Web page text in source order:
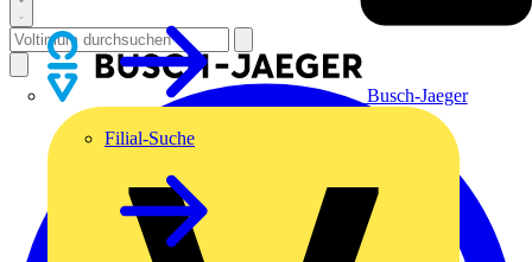
Busch-Jaeger
Filial-Suche